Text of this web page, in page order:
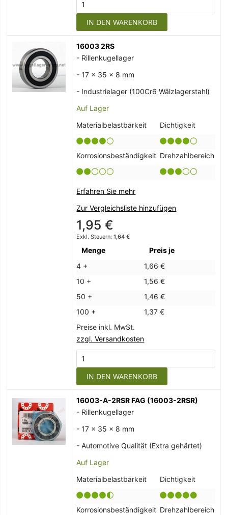
IN DEN WARENKORB
16003 2RS
- Rillenkugellager
- 17 x 35 x 8 mm
- Industrielager (100Cr6 Wälzlagerstahl)
Auf Lager
Materialbelastbarkeit
Dichtigkeit
Korrosionsbeständigkeit Drehzahlbereich
Erfahren Sie mehr
Zur Vergleichsliste hinzufügen
1,95 €
1,64 €
Menge
Preis je
4 +
1,66 €
10 +
1,56 €
50 +
1,46 €
100 +
1,37 €
Preise inkl. MwSt.
zzgl. Versandkosten
IN DEN WARENKORB
16003-A-2RSR FAG (16003-2RSR)
- Rillenkugellager
- 17 x 35 x 8 mm
- Automotive Qualität (Extra gehärtet)
Auf Lager
Materialbelastbarkeit
Dichtigkeit
Korrosionsbeständigkeit Drehzahlbereich